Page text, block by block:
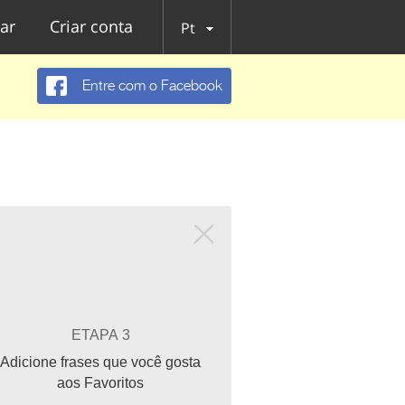
Criar conta Pt
Entre com o Facebook
ETAPA 3
Adicione frases que você gosta
aos Favoritos